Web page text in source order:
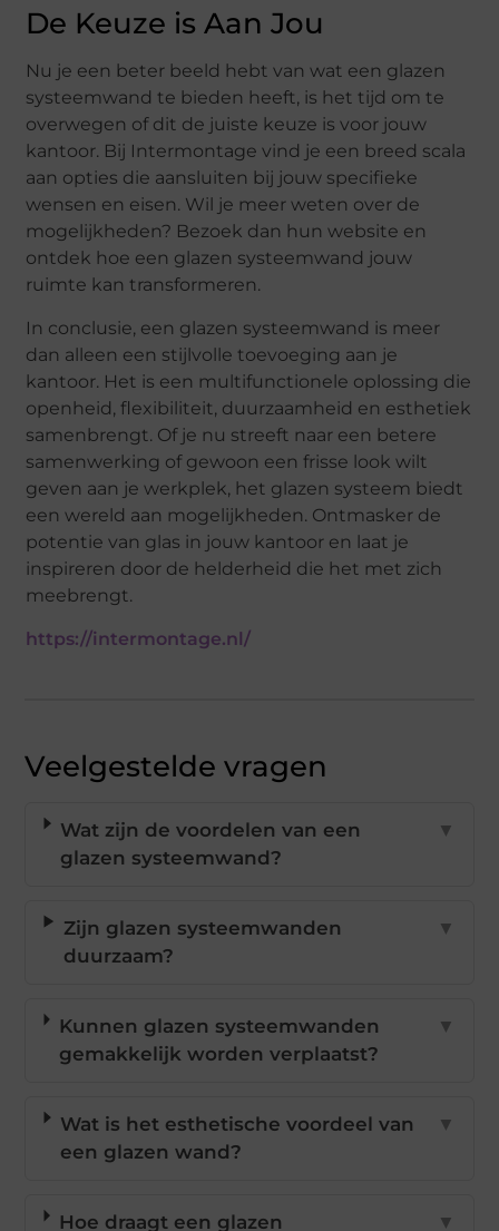
De Keuze is Aan Jou
Nu je een beter beeld hebt van wat een glazen
systeemwand te bieden heeft, is het tijd om te
overwegen of dit de juiste keuze is voor jouw
kantoor. Bij Intermontage vind je een breed scala
aan opties die aansluiten bij jouw specifieke
wensen en eisen. Wil je meer weten over de
mogelijkheden? Bezoek dan hun website en
ontdek hoe een glazen systeemwand jouw
ruimte kan transformeren.
In conclusie, een glazen systeemwand is meer
dan alleen een stijlvolle toevoeging aan je
kantoor. Het is een multifunctionele oplossing die
openheid, flexibiliteit, duurzaamheid en esthetiek
samenbrengt. Of je nu streeft naar een betere
samenwerking of gewoon een frisse look wilt
geven aan je werkplek, het glazen systeem biedt
een wereld aan mogelijkheden. Ontmasker de
potentie van glas in jouw kantoor en laat je
inspireren door de helderheid die het met zich
meebrengt.
https://intermontage.nl/
Veelgestelde vragen
Wat zijn de voordelen van een
glazen systeemwand?
▼
Zijn glazen systeemwanden
duurzaam?
▼
Kunnen glazen systeemwanden
gemakkelijk worden verplaatst?
▼
Wat is het esthetische voordeel van
een glazen wand?
▼
Hoe draagt een glazen ▼